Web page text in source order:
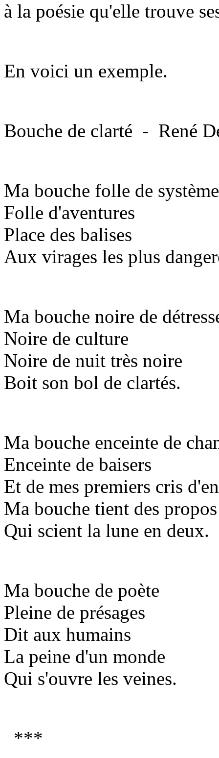
à la poésie qu'elle trouve
En voici un exemple.
Bouche de clarté - René
Ma bouche folle de
Folle d'aventures
Place des balises
Aux virages les plus
Ma bouche noire de
Noire de culture
Noire de nuit très noire
Boit son bol de clartés.
Ma bouche enceinte de
Enceinte de baisers
Et de mes premiers cris
Ma bouche tient des propos
Qui scient la lune en deux.
Ma bouche de poète
Pleine de présages
Dit aux humains
La peine d'un monde
Qui s'ouvre les veines.
***